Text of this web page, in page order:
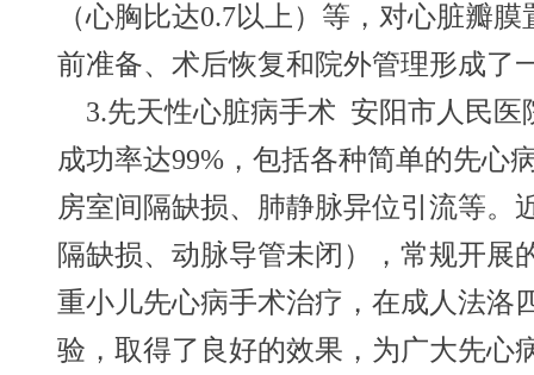
（心胸比达0.7以上）等，对心脏瓣
前准备、术后恢复和院外管理形成了
3.先天性心脏病手术 安阳市人民医
成功率达99%，包括各种简单的先心
房室间隔缺损、肺静脉异位引流等。
隔缺损、动脉导管未闭），常规开展
重小儿先心病手术治疗，在成人法洛
验，取得了良好的效果，为广大先心